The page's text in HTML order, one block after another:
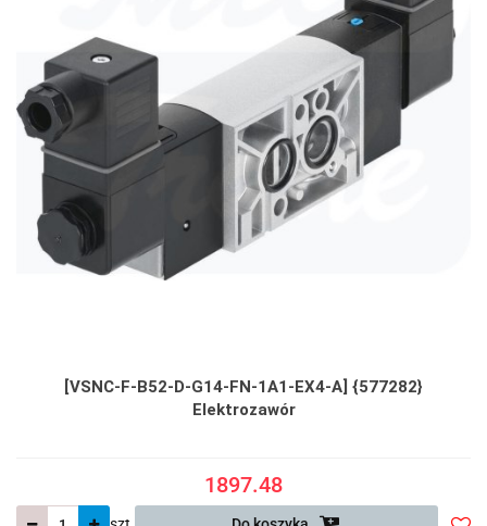
[VSNC-F-B52-D-G14-FN-1A1-EX4-A] {577282}
Elektrozawór
1897.48